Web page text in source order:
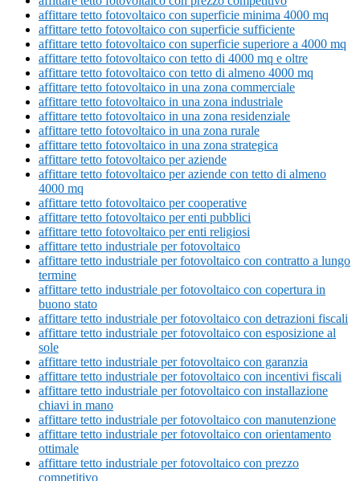
affittare tetto fotovoltaico con superficie minima 4000 mq
affittare tetto fotovoltaico con superficie sufficiente
affittare tetto fotovoltaico con superficie superiore a 4000 mq
affittare tetto fotovoltaico con tetto di 4000 mq e oltre
affittare tetto fotovoltaico con tetto di almeno 4000 mq
affittare tetto fotovoltaico in una zona commerciale
affittare tetto fotovoltaico in una zona industriale
affittare tetto fotovoltaico in una zona residenziale
affittare tetto fotovoltaico in una zona rurale
affittare tetto fotovoltaico in una zona strategica
affittare tetto fotovoltaico per aziende
affittare tetto fotovoltaico per aziende con tetto di almeno
4000 mq
affittare tetto fotovoltaico per cooperative
affittare tetto fotovoltaico per enti pubblici
affittare tetto fotovoltaico per enti religiosi
affittare tetto industriale per fotovoltaico
affittare tetto industriale per fotovoltaico con contratto a lungo
termine
affittare tetto industriale per fotovoltaico con copertura in
buono stato
affittare tetto industriale per fotovoltaico con detrazioni fiscali
affittare tetto industriale per fotovoltaico con esposizione al
sole
affittare tetto industriale per fotovoltaico con garanzia
affittare tetto industriale per fotovoltaico con incentivi fiscali
affittare tetto industriale per fotovoltaico con installazione
chiavi in mano
affittare tetto industriale per fotovoltaico con manutenzione
affittare tetto industriale per fotovoltaico con orientamento
ottimale
affittare tetto industriale per fotovoltaico con prezzo
competitivo